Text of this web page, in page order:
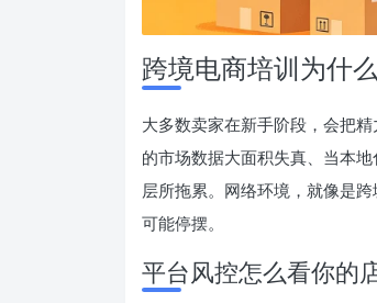
跨境电商培训为什
大多数卖家在新手阶段，会把
的市场数据大面积失真、当本
层所拖累。网络环境，就像是
可能停摆。
平台风控怎么看你的